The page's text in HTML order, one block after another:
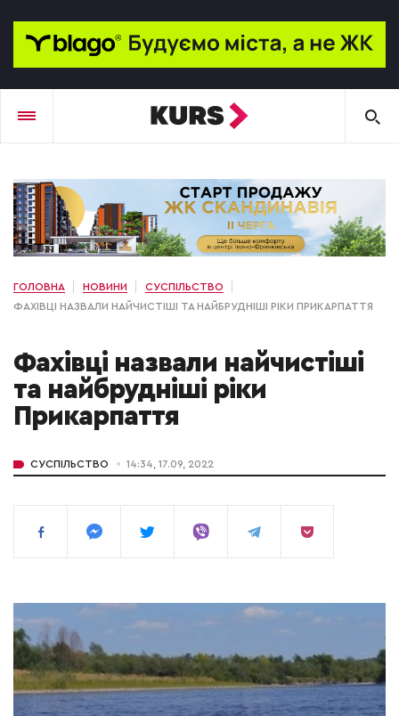
ГОЛОВНА НОВИНИ
СУСПІЛЬСТВО
ФАХІВЦІ НАЗВАЛИ НАЙЧИСТІШІ ТА НАЙБРУДНІШІ РІКИ ПРИКАРПАТТЯ
Фахівці назвали найчистіші
та найбрудніші ріки
Прикарпаття
СУСПІЛЬСТВО 14:34, 17.09, 2022